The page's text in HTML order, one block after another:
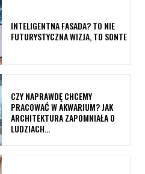
INTELIGENTNA FASADA? TO NIE
FUTURYSTYCZNA WIZJA, TO SONTE
CZY NAPRAWDĘ CHCEMY
PRACOWAĆ W AKWARIUM? JAK
ARCHITEKTURA ZAPOMNIAŁA O
LUDZIACH…